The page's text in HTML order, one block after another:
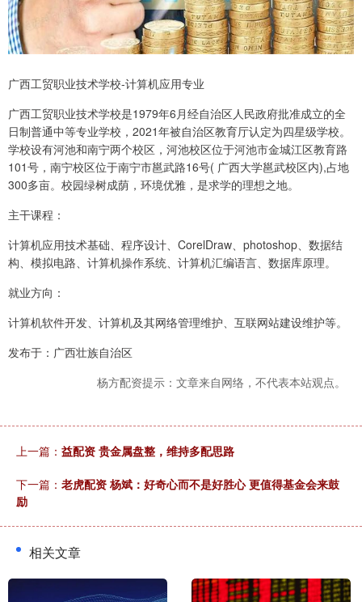
广西工贸职业技术学校-计算机应用专业
广西工贸职业技术学校是1979年6月经自治区人民政府批准成立的全
日制普通中等专业学校，2021年被自治区教育厅认定为四星级学校。
学校设有河池和南宁两个校区，河池校区位于河池市金城江区教育路
101号，南宁校区位于南宁市邕武路16号( 广西大学邕武校区内),占地
300多亩。校园绿树成荫，环境优雅，是求学的理想之地。
主干课程：
计算机应用技术基础、程序设计、CorelDraw、photoshop、数据结
构、模拟电路、计算机操作系统、计算机汇编语言、数据库原理。
就业方向：
计算机软件开发、计算机及其网络管理维护、互联网站建设维护等。
发布于：广西壮族自治区
杨方配资提示：文章来自网络，不代表本站观点。
上一篇： 益配资 贵金属盘整，维持多配思路
下一篇： 老虎配资 杨斌：好奇心而不是好胜心 更值得基金会来鼓
励
相关文章